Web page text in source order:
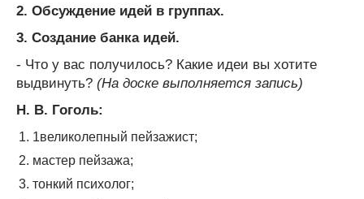
2. Обсуждение идей в группах.
3. Создание банка идей.
- Что у вас получилось? Какие идеи вы хотите
выдвинуть? (На доске выполняется запись)
Н. В. Гоголь:
1великолепный пейзажист;
мастер пейзажа;
тонкий психолог;